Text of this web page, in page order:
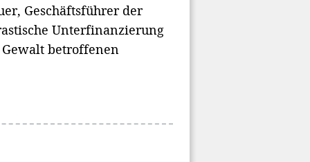
Geschäftsführer der
Unterfinanzierung
betroffenen